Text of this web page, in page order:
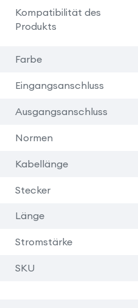
Kompatibilität des
Produkts
Farbe
Eingangsanschluss
Ausgangsanschluss
Normen
Kabellänge
Stecker
Länge
Stromstärke
SKU